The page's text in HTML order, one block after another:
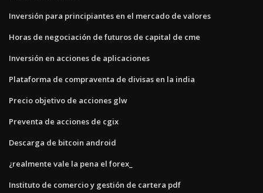
Inversión para principiantes en el mercado de valores
Horas de negociación de futuros de capital de cme
Inversión en acciones de aplicaciones
Plataforma de compraventa de divisas en la india
Precio objetivo de acciones glw
Preventa de acciones de cgix
Descarga de bitcoin android
¿realmente vale la pena el forex_
Instituto de comercio y gestión de cartera pdf